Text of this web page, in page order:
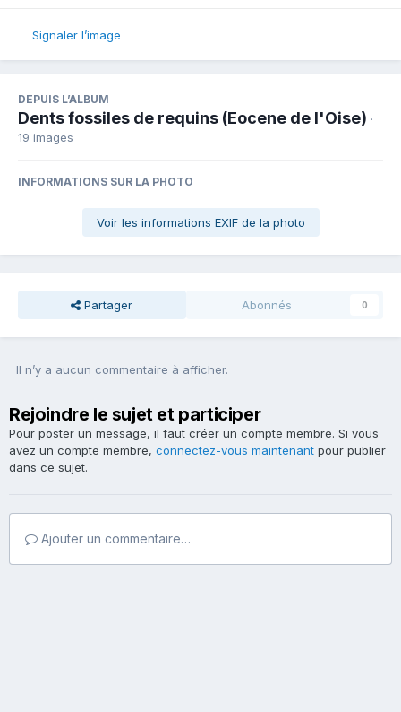
Signaler l’image
DEPUIS L’ALBUM
Dents fossiles de requins (Eocene de l'Oise) ·
19 images
INFORMATIONS SUR LA PHOTO
Voir les informations EXIF de la photo
Partager Abonnés 0
Il n’y a aucun commentaire à afficher.
Rejoindre le sujet et participer
Pour poster un message, il faut créer un compte membre. Si vous
avez un compte membre, connectez-vous maintenant pour publier
dans ce sujet.
Ajouter un commentaire…